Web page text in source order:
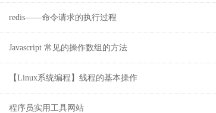
redis——命令请求的执行过程
Javascript 常见的操作数组的方法
【Linux系统编程】线程的基本操作
程序员实用工具网站